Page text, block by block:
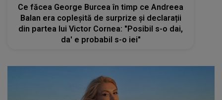
Ce făcea George Burcea în timp ce Andreea
Balan era copleșită de surprize și declarații
din partea lui Victor Cornea: "Posibil s-o dai,
da' e probabil s-o iei"